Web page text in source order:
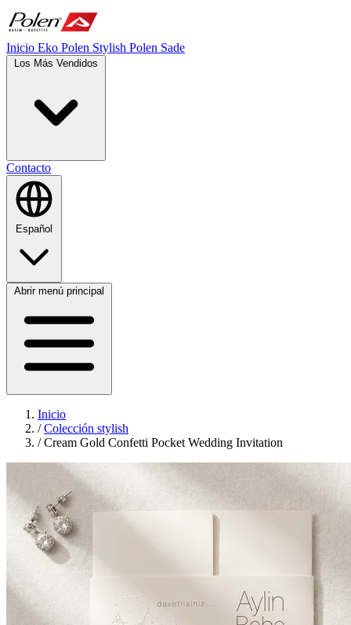
Inicio Eko Polen Stylish Polen Sade
Contacto
Abrir menú principal
Inicio
/ Colección stylish
/ Cream Gold Confetti Pocket Wedding Invitation